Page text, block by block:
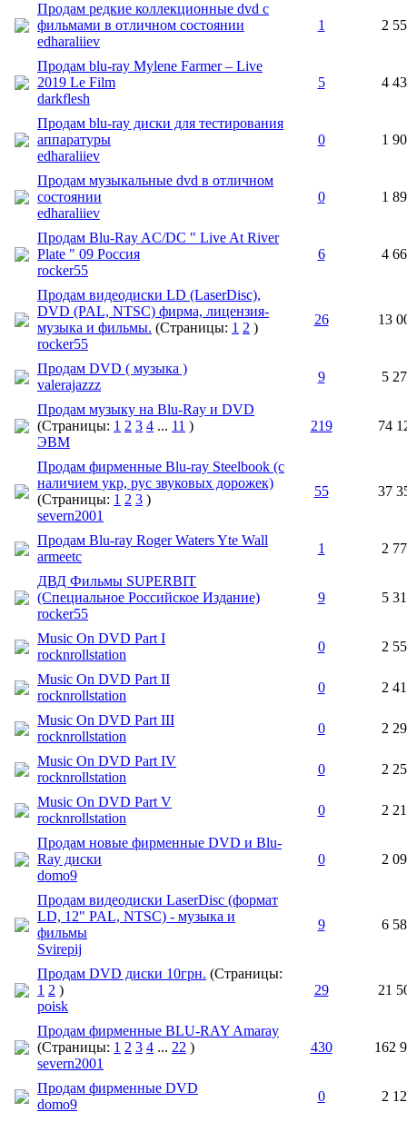
Продам редкие коллекционные dvd с
фильмами в отличном состоянии
edharaliiev
1 2
Продам blu-ray Mylene Farmer ‎– Live
2019 Le Film
darkflesh
5 4
Продам blu-ray диски для тестирования
аппаратуры
edharaliiev
0 1
Продам музыкальные dvd в отличном
состоянии
edharaliiev
0 1
Продам Blu-Ray AC/DC " Live At River
Plate " 09 Россия
rocker55
6 4
Продам видеодиски LD (LaserDisc),
DVD (PAL, NTSC) фирма, лицензия-
музыка и фильмы. (Страницы: 1 2 )
rocker55
26 13
Продам DVD ( музыка )
valerajazzz
9 5
Продам музыку на Blu-Ray и DVD
(Страницы: 1 2 3 4 ... 11 )
ЭВМ
219 74
Продам фирменные Blu-ray Steelbook (с
наличием укр, рус звуковых дорожек)
(Страницы: 1 2 3 )
severn2001
55 37
Продам Вlu-ray Roger Waters Yte Wall
armeetc
1 2
ДВД Фильмы SUPERBIT
(Специальное Российское Издание)
rocker55
9 5
Music On DVD Part I
rocknrollstation
0 2
Music On DVD Part II
rocknrollstation
0 2
Music On DVD Part III
rocknrollstation
0 2
Music On DVD Part IV
rocknrollstation
0 2
Music On DVD Part V
rocknrollstation
0 2
Продам новые фирменные DVD и Blu-
Ray диски
domo9
0 2
Продам видеодиски LaserDisc (формат
LD, 12" PAL, NTSC) - музыка и
фильмы
Svirepij
9 6
Продам DVD диски 10грн. (Страницы:
1 2 )
poisk
29 21
Продам фирменные BLU-RAY Amaray
(Страницы: 1 2 3 4 ... 22 )
severn2001
430 162
Продам фирменные DVD
domo9
0 2